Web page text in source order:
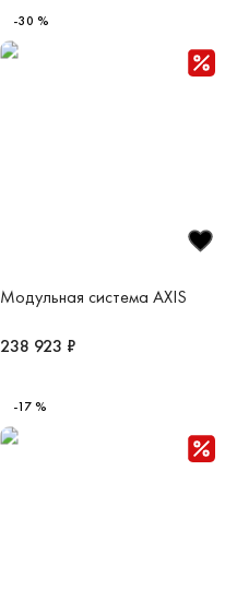
-30 %
Модульная система AXIS
238 923 ₽
-17 %